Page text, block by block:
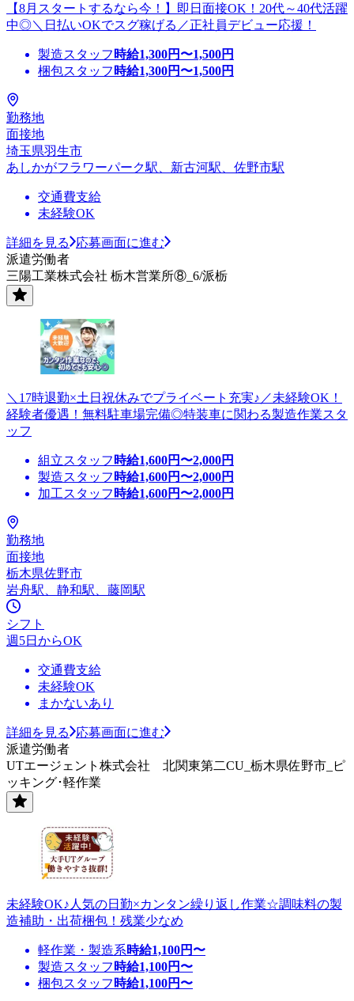
【8月スタートするなら今！】即日面接OK！20代～40代活躍
中◎＼日払いOKでスグ稼げる／正社員デビュー応援！
製造スタッフ 時給1,300円〜1,500円
梱包スタッフ 時給1,300円〜1,500円
勤務地
面接地
埼玉県羽生市
あしかがフラワーパーク駅、新古河駅、佐野市駅
交通費支給
未経験OK
詳細を見る
応募画面に進む
派遣労働者
三陽工業株式会社 栃木営業所⑧_6/派栃
＼17時退勤×土日祝休みでプライベート充実♪／未経験OK！
経験者優遇！無料駐車場完備◎特装車に関わる製造作業スタ
ッフ
組立スタッフ 時給1,600円〜2,000円
製造スタッフ 時給1,600円〜2,000円
加工スタッフ 時給1,600円〜2,000円
勤務地
面接地
栃木県佐野市
岩舟駅、静和駅、藤岡駅
シフト
週5日からOK
交通費支給
未経験OK
まかないあり
詳細を見る
応募画面に進む
派遣労働者
UTエージェント株式会社 北関東第二CU_栃木県佐野市_ピ
ッキング･軽作業
未経験OK♪人気の日勤×カンタン繰り返し作業☆調味料の製
造補助・出荷梱包！残業少なめ
軽作業・製造系時給1,100円〜
製造スタッフ 時給1,100円〜
梱包スタッフ 時給1,100円〜